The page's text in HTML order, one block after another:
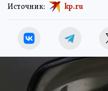
Источник: kp.ru